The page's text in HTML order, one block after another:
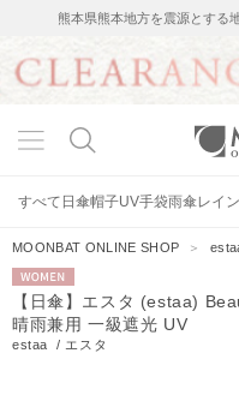
熊本県熊本地方を震源とする
すべて 日傘帽子UV手袋雨傘レイ
MOONBAT ONLINE SHOP ＞
WOMEN
【日傘】エスタ (estaa)
晴雨兼用 一級遮光 UV
estaa / エスタ